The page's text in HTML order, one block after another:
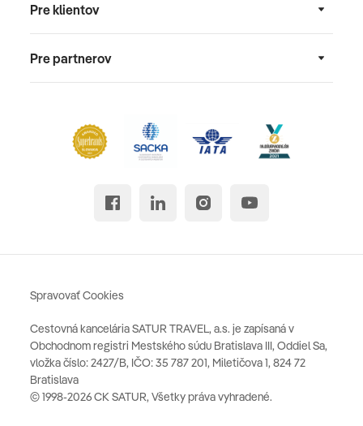
Pre klientov
Pre partnerov
Cestovná kancelária SATUR TRAVEL, a.s. je zapísaná v
Obchodnom registri Mestského súdu Bratislava III, Oddiel Sa,
vložka číslo: 2427/B, IČO: 35 787 201, Miletičova 1, 824 72
Bratislava
© 1998-2026 CK SATUR, Všetky práva vyhradené.
Spravovať Cookies